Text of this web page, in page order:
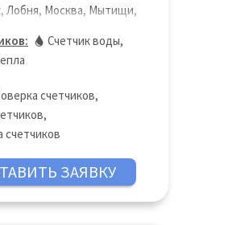
Лобня, Москва, Мытищи,
Счетчик воды,
счетчиков,
,
счетчиков